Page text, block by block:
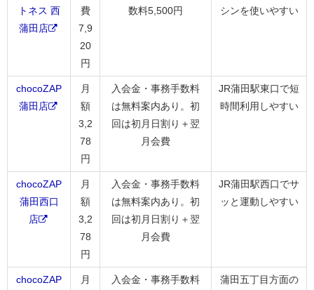
トネス 西
蒲田店
費
7,9
20
円
数料5,500円
シンを使いやすい
chocoZAP
蒲田店
月
額
3,2
78
円
入会金・事務手数料
は無料案内あり。初
回は初月日割り＋翌
月会費
JR蒲田駅東口で短
時間利用しやすい
chocoZAP
蒲田西口
店
月
額
3,2
78
円
入会金・事務手数料
は無料案内あり。初
回は初月日割り＋翌
月会費
JR蒲田駅西口でサ
ッと運動しやすい
chocoZAP
月
入会金・事務手数料
蒲田五丁目方面の